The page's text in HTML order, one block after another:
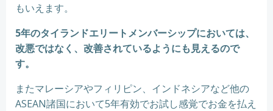
もいえます。
5年のタイランドエリートメンバーシップにおいては、
改悪ではなく、改善されているようにも見えるので
す。
またマレーシアやフィリピン、インドネシアなど他の
ASEAN諸国において5年有効でお試し感覚でお金を払え